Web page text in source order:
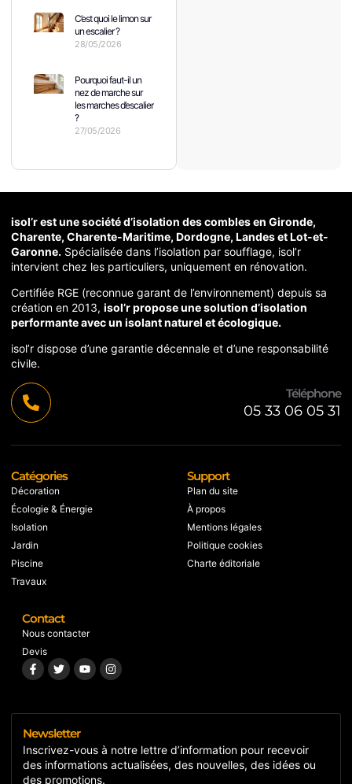
C’est quoi le limon sur
un escalier ?
28/05/2026
Pourquoi faut-il un
nez de marche sur
les marches d’escalier
?
27/05/2026
isol’r est une société d’isolation des combles en Gironde,
Charente, Charente-Maritime, Dordogne, Landes et Lot-et-
Garonne. Spécialisée dans l’isolation par soufflage, isol’r
intervient chez les particuliers, uniquement en rénovation.
Certifiée RGE (reconnue garant de l’environnement) depuis sa
création en 2013, isol’r propose une solution d’isolation
performante avec un isolant naturel et écologique.
isol’r dispose d’une garantie décennale et d’une responsabilité
civile.
Téléphone
05 33 06 05 31
Catégories
Décoration
Écologie & Énergie
Isolation
Jardin
Piscine
Travaux
Support
Plan du site
À propos
Mentions légales
Politique cookies
Charte éditoriale
Contact
Nous contacter
Devis
Newsletter
Inscrivez-vous à notre lettre d’information pour recevoir
des informations actualisées, des nouvelles, des idées ou
des promotions.